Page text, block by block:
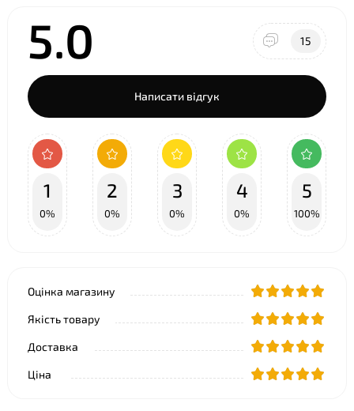
5.0 15
Написати відгук
1
0%
2
0%
3
0%
4
0%
5
100%
Оцінка магазину
Якість товару
Доставка
Ціна